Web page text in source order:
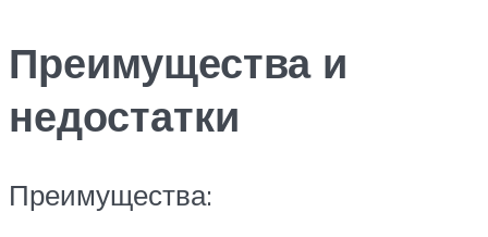
Преимущества и
недостатки
Преимущества: